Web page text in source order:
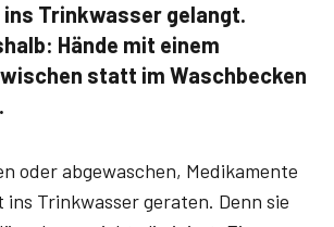
Trinkwasser gelangt.
Hände mit einem
statt im Waschbecken
oder abgewaschen, Medikamente
Trinkwasser geraten. Denn sie